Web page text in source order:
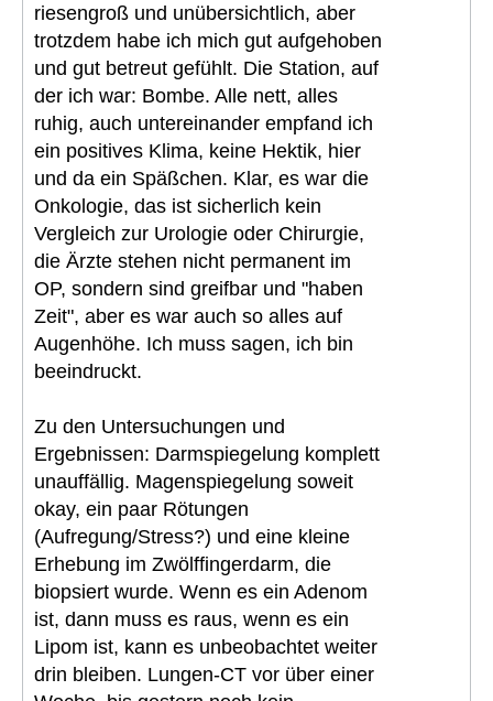
riesengroß und unübersichtlich, aber
trotzdem habe ich mich gut aufgehoben
und gut betreut gefühlt. Die Station, auf
der ich war: Bombe. Alle nett, alles
ruhig, auch untereinander empfand ich
ein positives Klima, keine Hektik, hier
und da ein Späßchen. Klar, es war die
Onkologie, das ist sicherlich kein
Vergleich zur Urologie oder Chirurgie,
die Ärzte stehen nicht permanent im
OP, sondern sind greifbar und "haben
Zeit", aber es war auch so alles auf
Augenhöhe. Ich muss sagen, ich bin
beeindruckt.
Zu den Untersuchungen und
Ergebnissen: Darmspiegelung komplett
unauffällig. Magenspiegelung soweit
okay, ein paar Rötungen
(Aufregung/Stress?) und eine kleine
Erhebung im Zwölffingerdarm, die
biopsiert wurde. Wenn es ein Adenom
ist, dann muss es raus, wenn es ein
Lipom ist, kann es unbeobachtet weiter
drin bleiben. Lungen-CT vor über einer